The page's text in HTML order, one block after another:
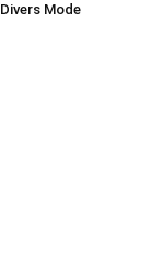
Divers Mode